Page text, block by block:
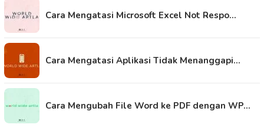
Cara Mengatasi Microsoft Excel Not Respo…
Cara Mengatasi Aplikasi Tidak Menanggapi…
Cara Mengubah File Word ke PDF dengan WP…